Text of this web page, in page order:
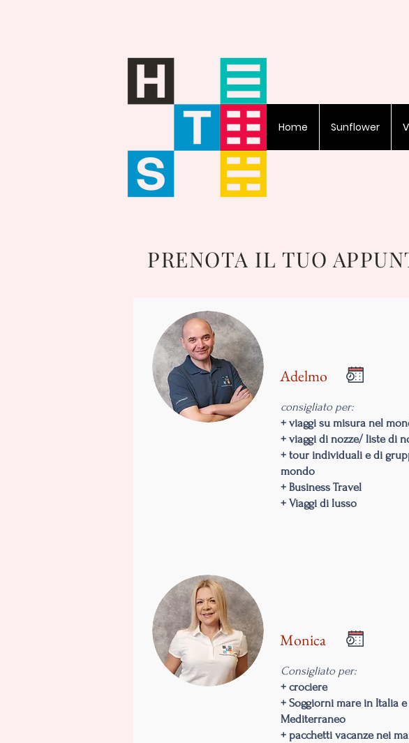
Home Sunflower
PRENOTA IL TUO
Adelmo
consigliato per:
+ viaggi su misura nel
+ viaggi di nozze/ liste di
+ tour individuali e di
mondo
+ Business Travel
+ Viaggi di lusso
Monica
Consigliato per:
+ crociere
+ Soggiorni mare in Italia
Mediterraneo
+ pacchetti vacanze nei